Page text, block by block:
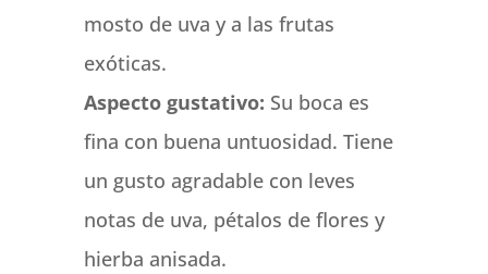
mosto de uva y a las frutas
exóticas.
Aspecto gustativo: Su boca es
fina con buena untuosidad. Tiene
un gusto agradable con leves
notas de uva, pétalos de flores y
hierba anisada.